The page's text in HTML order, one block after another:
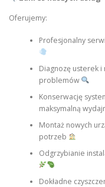
Oferujemy:
Profesjonalny
Diagnozę usterek
problemów
Konserwację
maksymalną
Montaż nowych
potrzeb
Odgrzybianie
Dokładne